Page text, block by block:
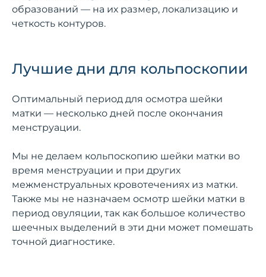
образований — на их размер, локализацию и
четкость контуров.
Лучшие дни для кольпоскопии
Оптимальный период для осмотра шейки
матки — несколько дней после окончания
менструации.
Мы не делаем кольпоскопию шейки матки во
время менструации и при других
межменструальных кровотечениях из матки.
Также мы не назначаем осмотр шейки матки в
период овуляции, так как большое количество
шеечных выделений в эти дни может помешать
точной диагностике.